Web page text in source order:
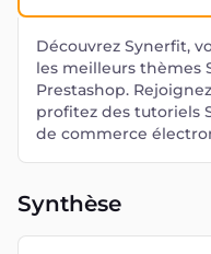
Découvrez Synerfit,
les meilleurs thèmes
Prestashop.
profitez des tutoriels
de commerce
Synthèse